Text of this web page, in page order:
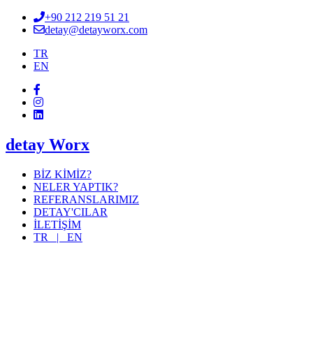
+90 212 219 51 21
detay@detayworx.com
TR
EN
detay Worx
BİZ KİMİZ?
NELER YAPTIK?
REFERANSLARIMIZ
DETAY'CILAR
İLETİŞİM
TR | EN